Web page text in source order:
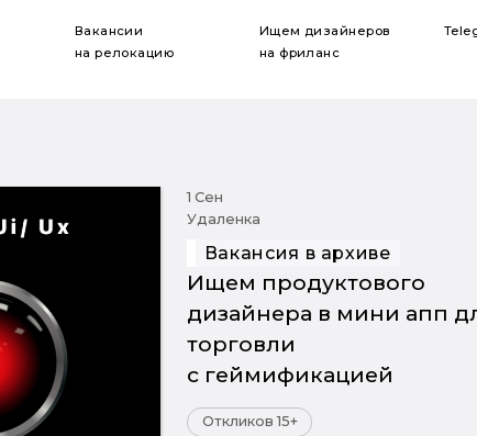
Вакансии
на релокацию
Ищем дизайнеров
на фриланс
1 Сен
Удаленка
Вакансия в архиве
Ищем продуктового
дизайнера в мини апп
торговли
с геймификацией
Откликов 15+